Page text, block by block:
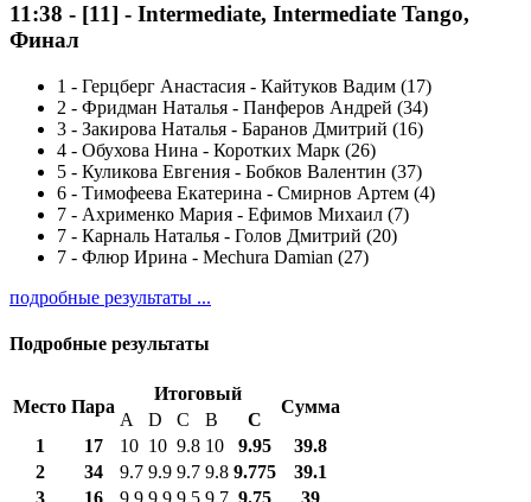
11:38 - [11] - Intermediate, Intermediate Tango,
Финал
1 - Герцберг Анастасия - Кайтуков Вадим (17)
2 - Фридман Наталья - Панферов Андрей (34)
3 - Закирова Наталья - Баранов Дмитрий (16)
4 - Обухова Нина - Коротких Марк (26)
5 - Куликова Евгения - Бобков Валентин (37)
6 - Тимофеева Екатерина - Смирнов Артем (4)
7 - Ахрименко Мария - Ефимов Михаил (7)
7 - Карналь Наталья - Голов Дмитрий (20)
7 - Флюр Ирина - Mechura Damian (27)
подробные результаты ...
Подробные результаты
Место Пара
Итоговый
Сумма
A D C B
С
1
17 10 10 9.8 10 9.95
39.8
2
34 9.7 9.9 9.7 9.8 9.775
39.1